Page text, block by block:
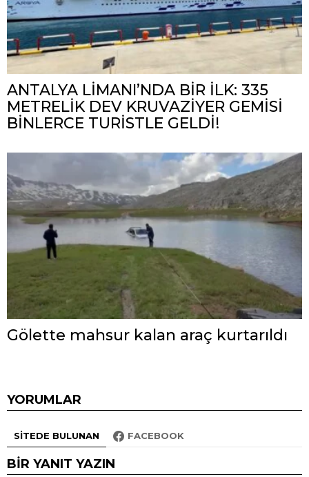
ANTALYA LİMANI’NDA BİR İLK: 335
METRELİK DEV KRUVAZİYER GEMİSİ
BİNLERCE TURİSTLE GELDİ!
Gölette mahsur kalan araç kurtarıldı
YORUMLAR
SITEDE BULUNAN FACEBOOK
BIR YANIT YAZIN